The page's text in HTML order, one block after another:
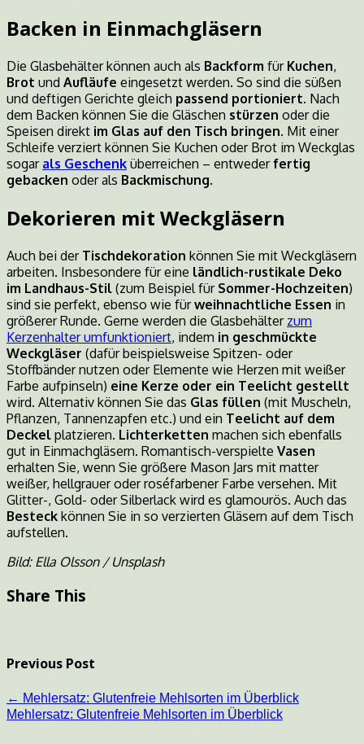
Backen in Einmachgläsern
Die Glasbehälter können auch als Backform für Kuchen,
Brot und Aufläufe eingesetzt werden. So sind die süßen
und deftigen Gerichte gleich passend portioniert. Nach
dem Backen können Sie die Gläschen stürzen oder die
Speisen direkt im Glas auf den Tisch bringen. Mit einer
Schleife verziert können Sie Kuchen oder Brot im Weckglas
sogar als Geschenk überreichen – entwederfertig
gebacken oder als Backmischung.
Dekorieren mit Weckgläsern
Auch bei der Tischdekoration können Sie mit Weckgläsern
arbeiten. Insbesondere für eine ländlich-rustikale Deko
im Landhaus-Stil (zum Beispiel für Sommer-Hochzeiten)
sind sie perfekt, ebenso wie fürweihnachtliche Essen in
größerer Runde. Gerne werden die Glasbehälter zum
Kerzenhalter umfunktioniert, indem in geschmückte
Weckgläser (dafür beispielsweise Spitzen- oder
Stoffbänder nutzen oder Elemente wie Herzen mit weißer
Farbe aufpinseln) eine Kerze oder ein Teelicht gestellt
wird. Alternativ können Sie das Glas füllen (mit Muscheln,
Pflanzen, Tannenzapfen etc.) und ein Teelicht auf dem
Deckel platzieren. Lichterketten machen sich ebenfalls
gut in Einmachgläsern. Romantisch-verspielte Vasen
erhalten Sie, wenn Sie größere Mason Jars mit matter
weißer, hellgrauer oder roséfarbener Farbe versehen. Mit
Glitter-, Gold- oder Silberlack wird es glamourös. Auch das
Besteck können Sie in so verzierten Gläsern auf dem Tisch
aufstellen.
Bild: Ella Olsson / Unsplash
Share This
Previous Post
← Mehlersatz: Glutenfreie Mehlsorten im Überblick
Mehlersatz: Glutenfreie Mehlsorten im Überblick